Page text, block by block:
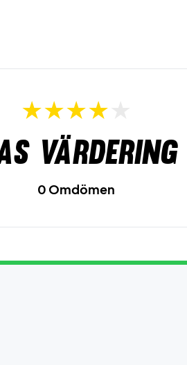
värdering
0 Omdömen